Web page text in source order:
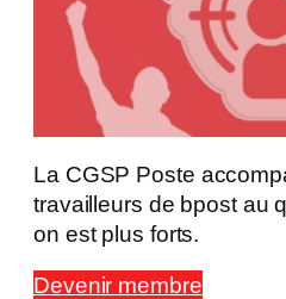
La CGSP Poste
travailleurs de bpost au
on est plus forts.
Devenir membre